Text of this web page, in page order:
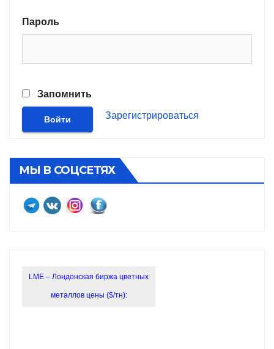
Пароль
Запомнить
Зарегистрироваться
МЫ В СОЦСЕТЯХ
LME – Лондонская биржа цветных
металлов цены ($/тн):